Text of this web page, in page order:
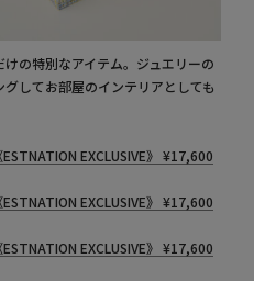
の特別なアイテム。ジュエリーの
してお部屋のインテリアとしても
EXCLUSIVE》 ¥17,600
EXCLUSIVE》 ¥17,600
EXCLUSIVE》 ¥17,600